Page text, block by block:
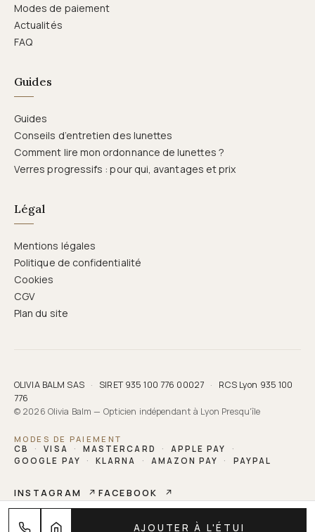
AJOUTER À L'ÉTUI
Modes de paiement
Actualités
FAQ
Guides
Guides
Conseils d’entretien des lunettes
Comment lire mon ordonnance de lunettes ?
Verres progressifs : pour qui, avantages et prix
Légal
Mentions légales
Politique de confidentialité
Cookies
CGV
Plan du site
OLIVIA BALM SAS · SIRET 935 100 776 00027 ·
RCS Lyon 935 100
776
© 2026 Olivia Balm — Opticien indépendant à Lyon Presqu'île
MODES DE PAIEMENT
CB
· VISA · MASTERCARD · APPLE PAY
·
GOOGLE PAY
· KLARNA · AMAZON PAY · PAYPAL
INSTAGRAM ↗ FACEBOOK ↗
OLIVIA BALM